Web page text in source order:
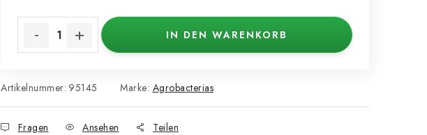
IN DEN WARENKORB
Artikelnummer: 95145 Marke: Agrobacterias
Fragen Ansehen Teilen